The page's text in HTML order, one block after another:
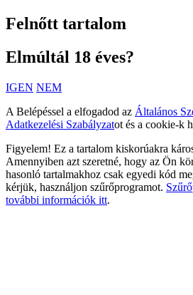
Felnőtt tartalom
Elmúltál 18 éves?
IGEN NEM
A Belépéssel a elfogadod az Általános
Adatkezelési Szabályzatot és a cookie-k
Figyelem! Ez a tartalom kiskorúakra
Amennyiben azt szeretné, hogy az Ön
hasonló tartalmakhoz csak egyedi kód
kérjük, használjon szűrőprogramot.
további információk itt.